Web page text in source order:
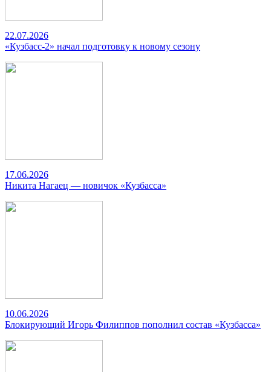
22.07.2026
«Кузбасс-2» начал подготовку к новому сезону
17.06.2026
Никита Нагаец — новичок «Кузбасса»
10.06.2026
Блокирующий Игорь Филиппов пополнил состав «Кузбасса»